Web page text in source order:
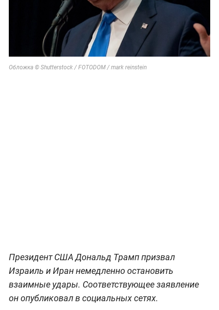
Обложка © Shutterstock / FOTODOM / mark reinstein
Президент США Дональд Трамп призвал
Израиль и Иран немедленно остановить
взаимные удары. Соответствующее заявление
он опубликовал в социальных сетях.